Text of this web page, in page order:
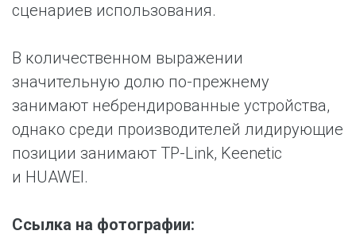
сценариев использования.
В количественном выражении
значительную долю по-прежнему
занимают небрендированные устройства,
однако среди производителей лидирующие
позиции занимают TP-Link, Keenetic
и HUAWEI.
Ссылка на фотографии: